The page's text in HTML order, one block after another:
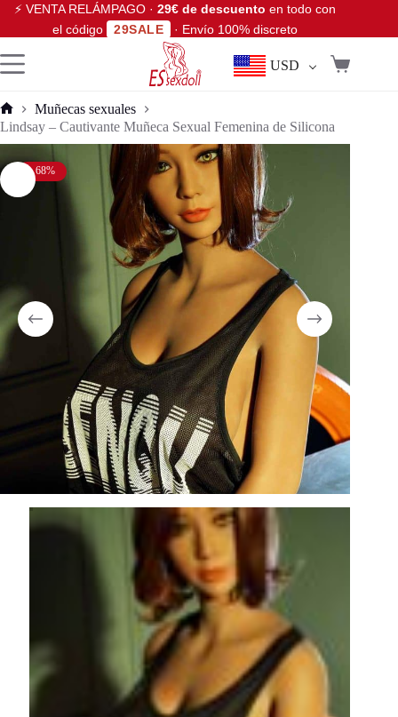
⚡ VENTA RELÁMPAGO ·29€ de descuento en todo con
el código
29SALE · Envío 100% discreto
USD
Muñecas sexuales
Lindsay – Cautivante Muñeca Sexual Femenina de Silicona
- 68%